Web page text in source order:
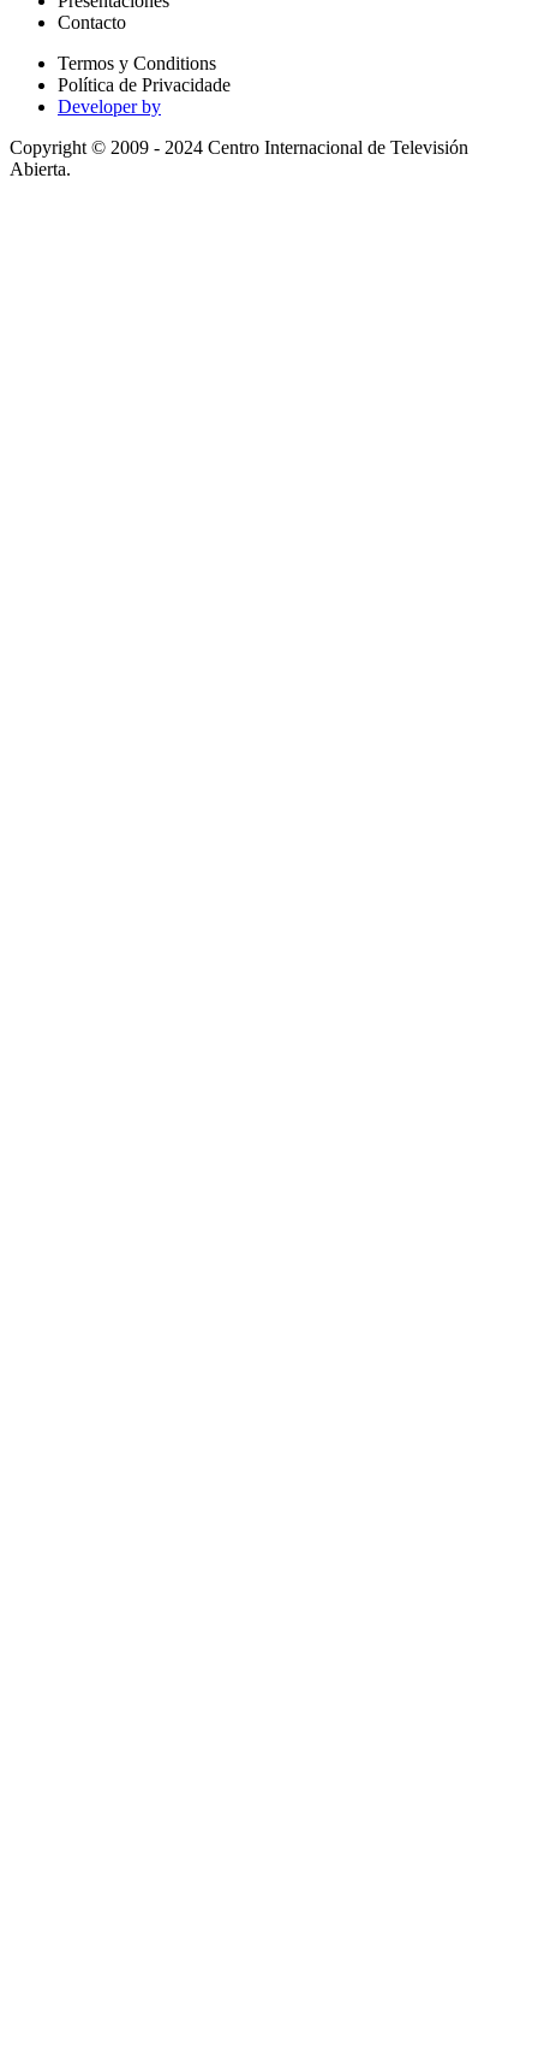
Contacto
Termos y Conditions
Política de Privacidade
Developer by
Copyright © 2009 - 2024 Centro Internacional de Televisión
Abierta.